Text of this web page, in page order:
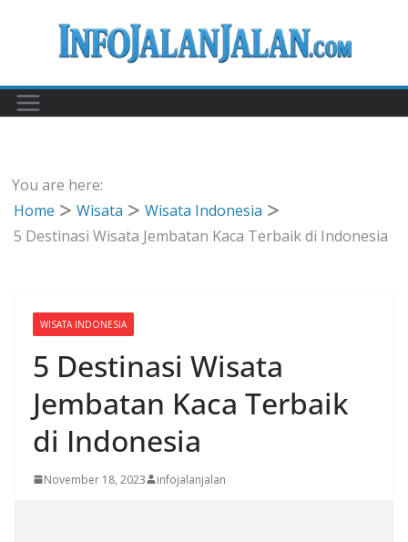
You are here:
Home
Wisata
Wisata Indonesia
5 Destinasi Wisata Jembatan Kaca Terbaik di Indonesia
WISATA INDONESIA
5 Destinasi Wisata
Jembatan Kaca Terbaik
di Indonesia
November 18, 2023 infojalanjalan